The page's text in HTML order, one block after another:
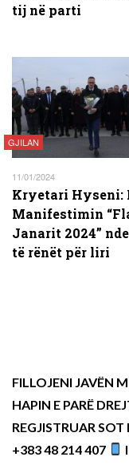
tij në parti
GJILAN
11/01/2024
Kryetari Hyseni:
Manifestimin
Janarit 2024”
të rënët për liri
FILLOJENI JAVËN
HAPIN E PARË
REGJISTRUAR SOT
+383 48 214 407